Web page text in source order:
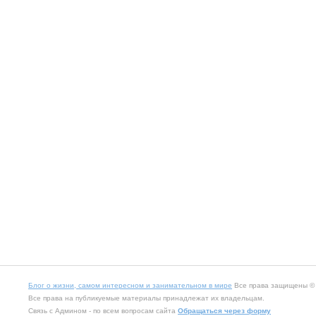
Блог о жизни, самом интересном и занимательном в мире Все права защищены ©
Все права на публикуемые материалы принадлежат их владельцам.
Связь с Админом - по всем вопросам сайта Обращаться через форму